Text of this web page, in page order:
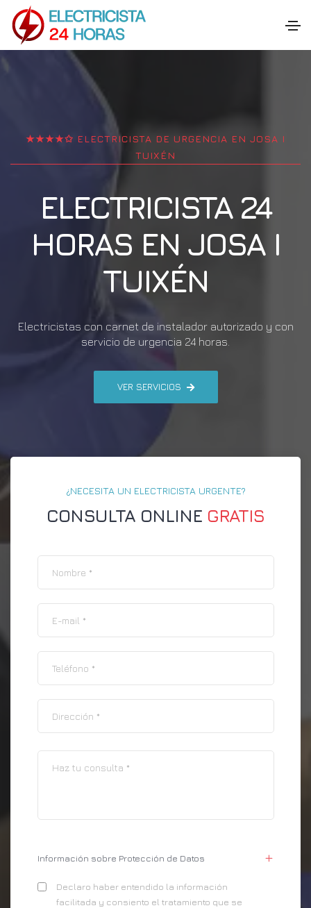
★★★★✩ ELECTRICISTA DE URGENCIA EN JOSA I
TUIXÉN
ELECTRICISTA 24
HORAS EN JOSA I
TUIXÉN
Electricistas con carnet de instalador autorizado y con
servicio de urgencia 24 horas.
VER SERVICIOS
¿NECESITA UN ELECTRICISTA URGENTE?
CONSULTA ONLINE GRATIS
Información sobre Protección de Datos
Declaro haber entendido la información
facilitada y consiento el tratamiento que se